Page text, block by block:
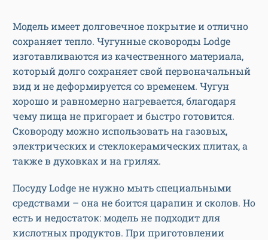
Модель имеет долговечное покрытие и отлично
сохраняет тепло. Чугунные сковороды Lodge
изготавливаются из качественного материала,
который долго сохраняет свой первоначальный
вид и не деформируется со временем. Чугун
хорошо и равномерно нагревается, благодаря
чему пища не пригорает и быстро готовится.
Сковороду можно использовать на газовых,
электрических и стеклокерамических плитах, а
также в духовках и на грилях.
Посуду Lodge не нужно мыть специальными
средствами – она не боится царапин и сколов. Но
есть и недостаток: модель не подходит для
кислотных продуктов. При приготовлении